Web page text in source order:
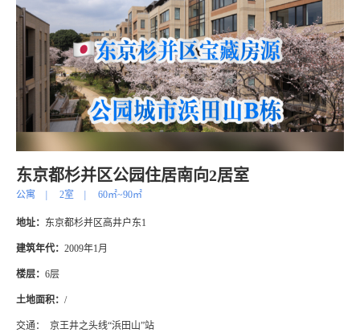
东京都杉并区公园住居南向2居室
公寓 2室 60㎡~90㎡
地址： 东京都杉并区高井户东1
建筑年代： 2009年1月
楼层： 6层
土地面积： /
交通： 京王井之头线“浜田山”站